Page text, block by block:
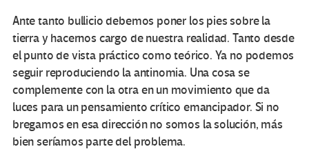
Ante tanto bullicio debemos poner los pies sobre la
tierra y hacernos cargo de nuestra realidad. Tanto desde
el punto de vista práctico como teórico. Ya no podemos
seguir reproduciendo la antinomia. Una cosa se
complemente con la otra en un movimiento que da
luces para un pensamiento crítico emancipador. Si no
bregamos en esa dirección no somos la solución, más
bien seríamos parte del problema.